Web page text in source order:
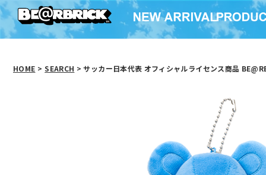
HOME > SEARCH > サッカー日本代表 オフィシャルライセンス商品